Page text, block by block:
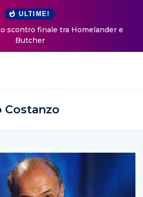
ULTIME!
scontro finale tra Homelander e
Butcher
Costanzo